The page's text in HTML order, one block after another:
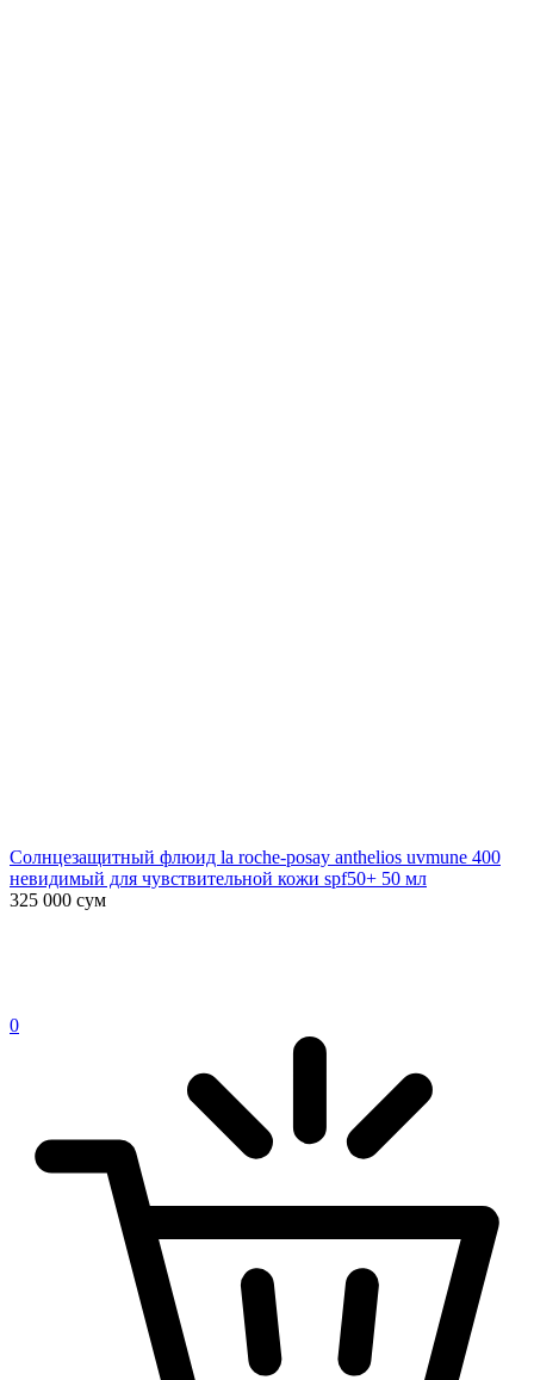
Солнцезащитный флюид la roche-posay anthelios uvmune 400
невидимый для чувствительной кожи spf50+ 50 мл
325 000 сум
0